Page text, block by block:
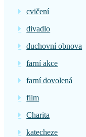
cvičení
divadlo
duchovní obnova
farní akce
farní dovolená
film
Charita
katecheze